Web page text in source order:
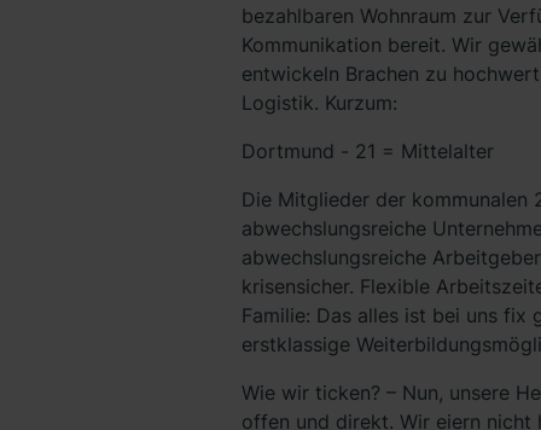
bezahlbaren Wohnraum zur
Kommunikation bereit. Wir
entwickeln Brachen zu
Logistik. Kurzum:
Dortmund - 21 = Mittelalter
Die Mitglieder der kommunalen
abwechslungsreiche
abwechslungsreiche
krisensicher. Flexible
Familie: Das alles ist bei uns fix
erstklassige
Wie wir ticken? – Nun, unsere
offen und direkt. Wir eiern nicht